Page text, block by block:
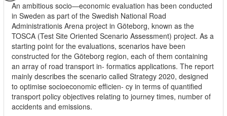
An ambitious socio—economic evaluation has been conducted
in Sweden as part of the Swedish National Road
Administrationis Arena project in Göteborg, known as the
TOSCA (Test Site Oriented Scenario Assessment) project. As a
starting point for the evaluations, scenarios have been
constructed for the Göteborg region, each of them containing
an array of road transport in- formatics applications. The report
mainly describes the scenario called Strategy 2020, designed
to optimise socioeconomic efficien- cy in terms of quantified
transport policy objectives relating to journey times, number of
accidents and emissions.